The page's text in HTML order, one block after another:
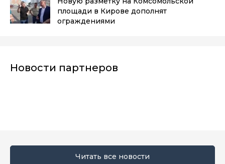
площади в Кирове дополнят
ограждениями
Новости партнеров
Читать все новости